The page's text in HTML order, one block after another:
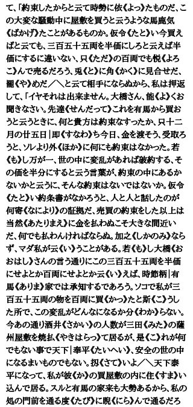
て、「約束したからと云て時勢に依《よっ》たものだ、こ
の大変な騒動中に屋敷を買うと云うような馬鹿気
《ばかげ》たことがあるものか。仮令《たと》い今買え
ばと云ても、三百五十五両を半価にしろと云えば半
価にするに違いない、只《ただ》の百両でも悦《よろ
こ》んで売るだろう、兎《と》に角《かく》に見合せだ、
罷《や》めだ／＼と云て相手にならぬから、私は押返
して、「イヤそれは出来ません。大橋さん、能《よ》くお
聞きなさい。先達《せんだって》これを有馬から買お
うと云うときに、何と貴方は約束なすったか、只十二
月の廿五日｜即《すなわ》ち今日、金を渡そう、受取ろ
うと、ソレより外《ほか》に何にも約束はなかった。若
《も》し万が一、世の中に変乱があれば破約する、そ
の価を半分にすると云う言葉が、約束の中にあるか
ないかと云うに、そんな約束はないではないか。仮令
《たと》い約条書がなかろうと、人と人と話したのが
何寄《なにより》の証拠だ、売買の約束をした以上は
当然《あたりまえ》に金を払わぬこそ大きな間近い
だ、何でも払わんければならぬ。加之《しかのみ》なら
ず、マダ私が云《い》うことがある。若《も》し大橋《お
おはし》さんの言う通りにこの三百五十五両を半価
にせよとか百両にせよとか云《い》えば、時節柄｜有
馬《ありま》家では承知するであろう。ソコで私が三
百五十五両の物を百両に買《かっ》たと斯《こ》うし
た所で、この変乱がどんなになるか分《わか》らない。
今あの通り酒井《さかい》の人数が三田《みた》の薩
州屋敷を焼払《やきはらっ》て居るが、是《こ》れが何
でもない事で天下｜奉平《たいへい》、安全の世の中
になるまいものでもない。扨《さて》いよ／＼天下泰
平になって、私が彼《か》の買屋敷の内に住《すま》い
込んで居る。スルと有馬の家来も大勢あるから、私の
処の門前を通る度《たび》に睨《にら》んで通るだろ